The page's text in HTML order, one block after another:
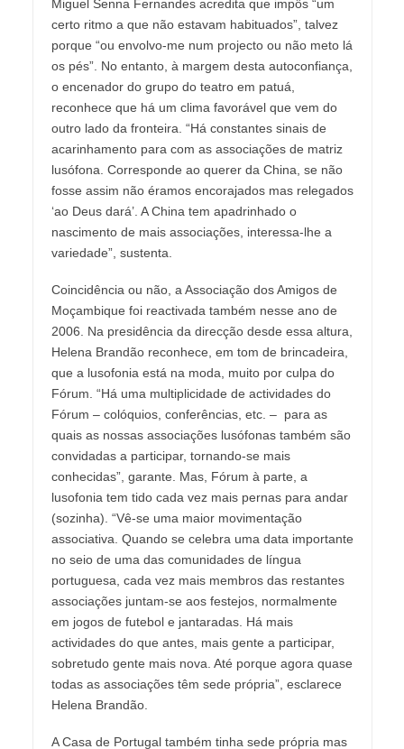
Miguel Senna Fernandes acredita que impôs “um
certo ritmo a que não estavam habituados”, talvez
porque “ou envolvo-me num projecto ou não meto lá
os pés”. No entanto, à margem desta autoconfiança,
o encenador do grupo do teatro em patuá,
reconhece que há um clima favorável que vem do
outro lado da fronteira. “Há constantes sinais de
acarinhamento para com as associações de matriz
lusófona. Corresponde ao querer da China, se não
fosse assim não éramos encorajados mas relegados
‘ao Deus dará’. A China tem apadrinhado o
nascimento de mais associações, interessa-lhe a
variedade”, sustenta.
Coincidência ou não, a Associação dos Amigos de
Moçambique foi reactivada também nesse ano de
2006. Na presidência da direcção desde essa altura,
Helena Brandão reconhece, em tom de brincadeira,
que a lusofonia está na moda, muito por culpa do
Fórum. “Há uma multiplicidade de actividades do
Fórum – colóquios, conferências, etc. – para as
quais as nossas associações lusófonas também são
convidadas a participar, tornando-se mais
conhecidas”, garante. Mas, Fórum à parte, a
lusofonia tem tido cada vez mais pernas para andar
(sozinha). “Vê-se uma maior movimentação
associativa. Quando se celebra uma data importante
no seio de uma das comunidades de língua
portuguesa, cada vez mais membros das restantes
associações juntam-se aos festejos, normalmente
em jogos de futebol e jantaradas. Há mais
actividades do que antes, mais gente a participar,
sobretudo gente mais nova. Até porque agora quase
todas as associações têm sede própria”, esclarece
Helena Brandão.
A Casa de Portugal também tinha sede própria mas